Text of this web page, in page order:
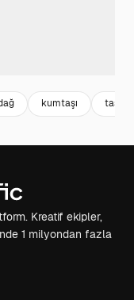
kumtaşı taş
Kreatif ekipler,
1 milyondan fazla